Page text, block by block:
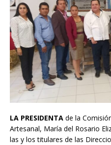
LA PRESIDENTA de la
Artesanal, María del Rosario
las y los titulares de las